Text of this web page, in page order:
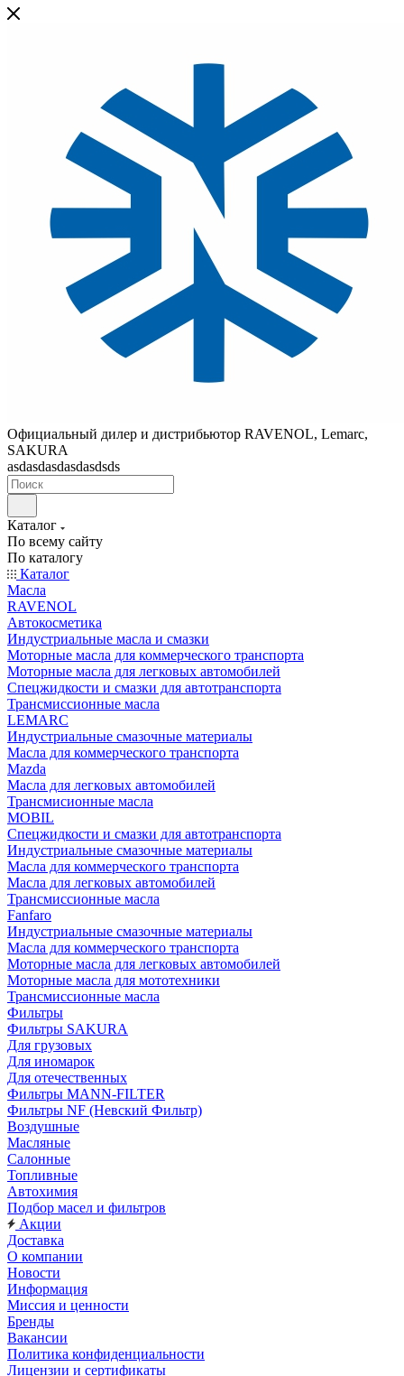
Официальный дилер и дистрибьютор RAVENOL, Lemarc,
SAKURA
asdasdasdasdasdsds
Каталог
По всему сайту
По каталогу
Каталог
Масла
RAVENOL
Автокосметика
Индустриальные масла и смазки
Моторные масла для коммерческого транспорта
Моторные масла для легковых автомобилей
Спецжидкости и смазки для автотранспорта
Трансмиссионные масла
LEMARC
Индустриальные смазочные материалы
Масла для коммерческого транспорта
Mazda
Масла для легковых автомобилей
Трансмисионные масла
MOBIL
Cпецжидкости и смазки для автотранспорта
Индустриальные смазочные материалы
Масла для коммерческого транспорта
Масла для легковых автомобилей
Трансмиссионные масла
Fanfaro
Индустриальные смазочные материалы
Масла для коммерческого транспорта
Моторные масла для легковых автомобилей
Моторные масла для мототехники
Трансмиссионные масла
Фильтры
Фильтры SAKURA
Для грузовых
Для иномарок
Для отечественных
Фильтры MANN-FILTER
Фильтры NF (Невский Фильтр)
Воздушные
Масляные
Салонные
Топливные
Автохимия
Подбор масел и фильтров
Акции
Доставка
О компании
Новости
Информация
Миссия и ценности
Бренды
Вакансии
Политика конфиденциальности
Лицензии и сертификаты